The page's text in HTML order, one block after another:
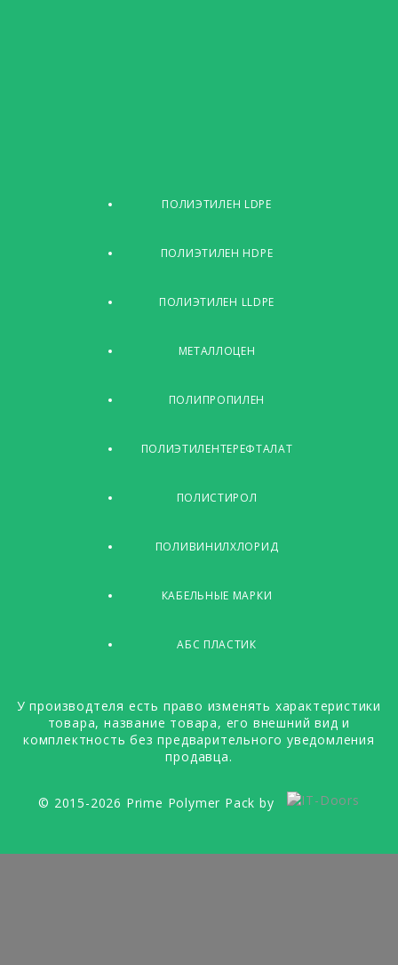
ПОЛИЭТИЛЕН LDPE
ПОЛИЭТИЛЕН HDPE
ПОЛИЭТИЛЕН LLDPE
МЕТАЛЛОЦЕН
ПОЛИПРОПИЛЕН
ПОЛИЭТИЛЕНТЕРЕФТАЛАТ
ПОЛИСТИРОЛ
ПОЛИВИНИЛХЛОРИД
КАБЕЛЬНЫЕ МАРКИ
АБС ПЛАСТИК
У производтеля есть право изменять характеристики
товара, название товара, его внешний вид и
комплектность без предварительного уведомления
продавца.
© 2015-2026 Prime Polymer Pack by